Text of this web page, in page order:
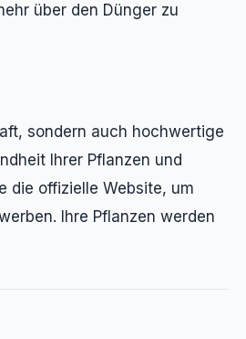
über den Dünger zu
sondern auch hochwertige
Ihrer Pflanzen und
die offizielle Website, um
Ihre Pflanzen werden